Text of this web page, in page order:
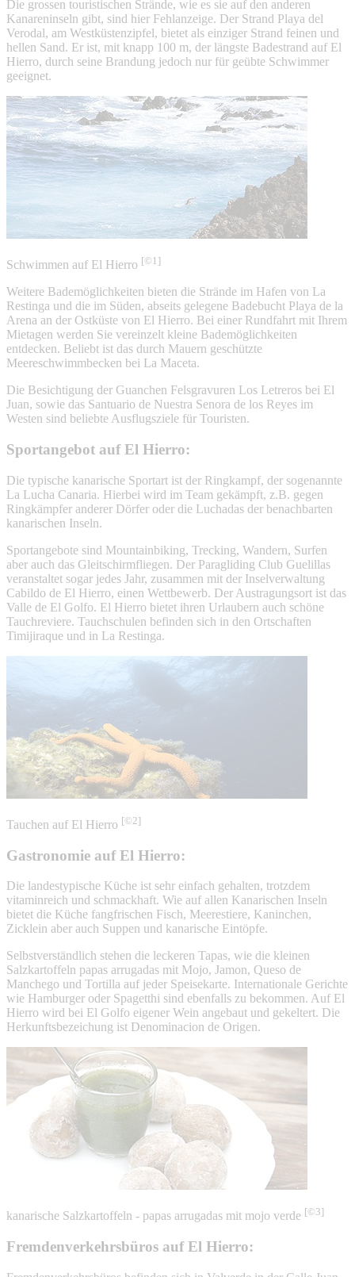
Die grossen touristischen Strände, wie es sie auf den anderen
Kanareninseln gibt, sind hier Fehlanzeige. Der Strand Playa del
Verodal, am Westküstenzipfel, bietet als einziger Strand feinen und
hellen Sand. Er ist, mit knapp 100 m, der längste Badestrand auf El
Hierro, durch seine Brandung jedoch nur für geübte Schwimmer
geeignet.
Schwimmen auf El Hierro [©1]
Weitere Bademöglichkeiten bieten die Strände im Hafen von La
Restinga und die im Süden, abseits gelegene Badebucht Playa de la
Arena an der Ostküste von El Hierro. Bei einer Rundfahrt mit Ihrem
Mietagen werden Sie vereinzelt kleine Bademöglichkeiten
entdecken. Beliebt ist das durch Mauern geschützte
Meereschwimmbecken bei La Maceta.
Die Besichtigung der Guanchen Felsgravuren Los Letreros bei El
Juan, sowie das Santuario de Nuestra Senora de los Reyes im
Westen sind beliebte Ausflugsziele für Touristen.
Sportangebot auf El Hierro:
Die typische kanarische Sportart ist der Ringkampf, der sogenannte
La Lucha Canaria. Hierbei wird im Team gekämpft, z.B. gegen
Ringkämpfer anderer Dörfer oder die Luchadas der benachbarten
kanarischen Inseln.
Sportangebote sind Mountainbiking, Trecking, Wandern, Surfen
aber auch das Gleitschirmfliegen. Der Paragliding Club Guelillas
veranstaltet sogar jedes Jahr, zusammen mit der Inselverwaltung
Cabildo de El Hierro, einen Wettbewerb. Der Austragungsort ist das
Valle de El Golfo. El Hierro bietet ihren Urlaubern auch schöne
Tauchreviere. Tauchschulen befinden sich in den Ortschaften
Timijiraque und in La Restinga.
Tauchen auf El Hierro [©2]
Gastronomie auf El Hierro:
Die landestypische Küche ist sehr einfach gehalten, trotzdem
vitaminreich und schmackhaft. Wie auf allen Kanarischen Inseln
bietet die Küche fangfrischen Fisch, Meerestiere, Kaninchen,
Zicklein aber auch Suppen und kanarische Eintöpfe.
Selbstverständlich stehen die leckeren Tapas, wie die kleinen
Salzkartoffeln papas arrugadas mit Mojo, Jamon, Queso de
Manchego und Tortilla auf jeder Speisekarte. Internationale Gerichte
wie Hamburger oder Spagetthi sind ebenfalls zu bekommen. Auf El
Hierro wird bei El Golfo eigener Wein angebaut und gekeltert. Die
Herkunftsbezeichung ist Denominacion de Origen.
kanarische Salzkartoffeln - papas arrugadas mit mojo verde [©3]
Fremdenverkehrsbüros auf El Hierro: